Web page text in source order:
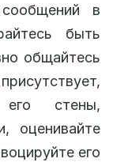
в
быть
общайтесь
стены,
оценивайте
его